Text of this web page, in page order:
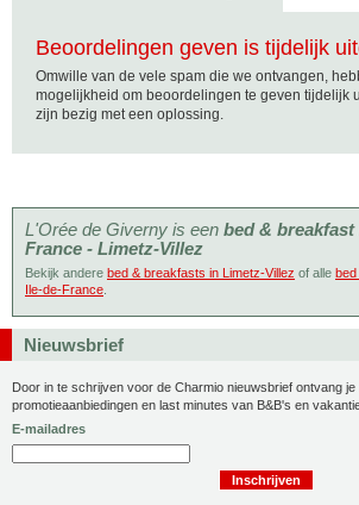
Beoordelingen geven is tijdelijk
Omwille van de vele spam die we ontvangen,
mogelijkheid om beoordelingen te geven tijdelijk
zijn bezig met een oplossing.
L'Orée de Giverny is een bed &
France - Limetz-Villez
Bekijk andere bed & breakfasts in Limetz-Villez of alle
Ile-de-France
Nieuwsbrief
Door in te schrijven voor de Charmio nieuwsbrief ontvang je
promotieaanbiedingen en last minutes van B&B's en
E-mailadres